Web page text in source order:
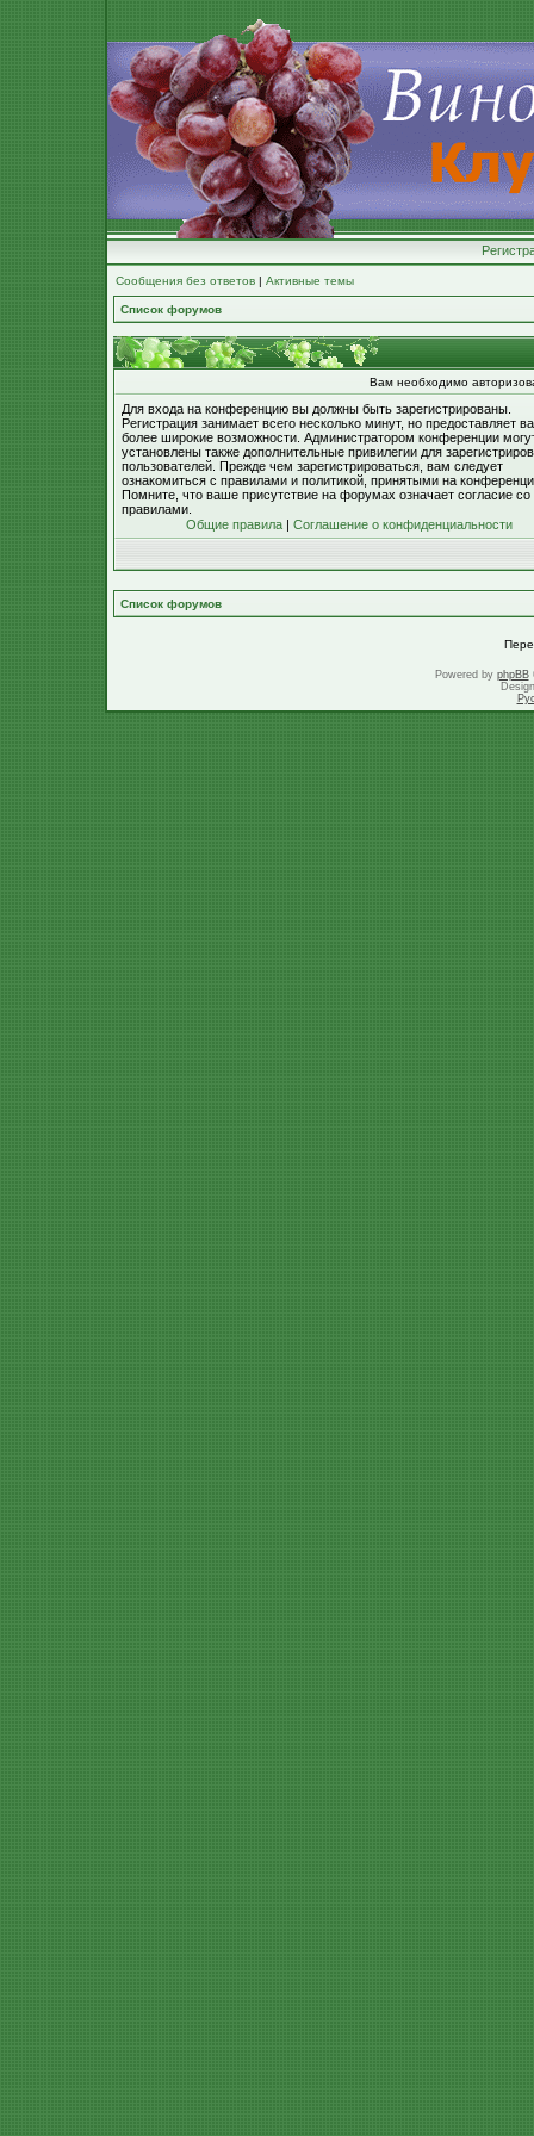
Сообщения без ответов | Активные темы
Список форумов
Вам необходимо
Для входа на конференцию вы должны быть зарегистрированы.
Регистрация занимает всего несколько минут, но предоставляет
более широкие возможности. Администратором конференции
установлены также дополнительные привилегии для
пользователей. Прежде чем зарегистрироваться, вам следует
ознакомиться с правилами и политикой, принятыми на
Помните, что ваше присутствие на форумах означает согласие со
правилами.
Общие правила | Соглашение о конфиденциальности
Список форумов
Powered by phpBB